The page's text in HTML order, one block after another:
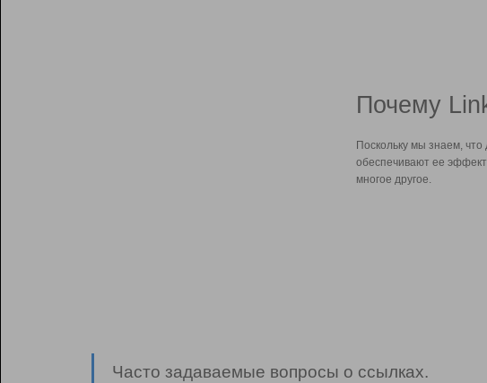
Почему
Поскольку мы знаем,
обеспечивают ее
многое другое.
Часто задаваемые вопросы о ссылках.